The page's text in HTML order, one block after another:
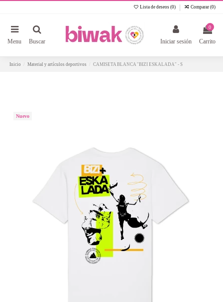
Lista de deseos (0) Comparar (0)
Menu Buscar Iniciar sesión
0
Carrito
Inicio Material y artículos deportivos CAMISETA BLANCA "BIZI ESKALADA" - S
Nuevo